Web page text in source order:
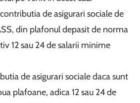
de asigurari sociale de
din plafonul depasit de norma
12 sau 24 de salarii minime
de asigurari sociale daca sunt
plafoane, adica 12 sau 24 de